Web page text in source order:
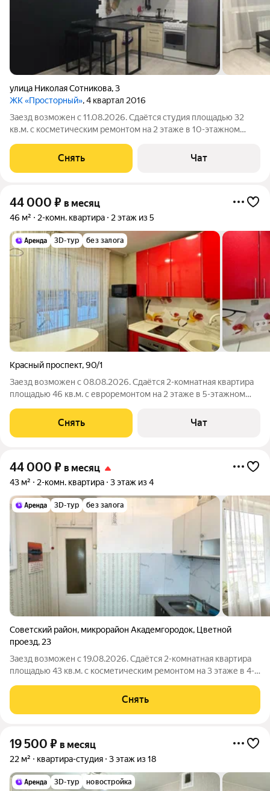
улица Николая Сотникова,3
ЖК «Просторный», 4 квартал 2016
Заезд возможен с 11.08.2026. Сдаётся студия площадью 32
кв.м. с косметическим ремонтом на 2 этаже в 10-этажном
Стиральная машина Холодильник Микроволновка Дом -
панельный. В подъезде 2
Снять Чат
44 000 ₽ в месяц
46 м² 2-комн. квартира 2 этаж из 5
3D-тур без залога
Красный проспект,90/1
Заезд возможен с 08.08.2026. Сдаётся 2-комнатная квартира
площадью 46 кв.м. с евроремонтом на 2 этаже в 5-этажном
Стиральная машина Холодильник Микроволновка Дом -
панельный, окна выходят
Снять Чат
44 000 ₽ в месяц
43 м² 2-комн. квартира 3 этаж из 4
3D-тур без залога
Советский район, микрорайон Академгородок, Цветной
проезд, 23
Заезд возможен с 19.08.2026. Сдаётся 2-комнатная квартира
площадью 43 кв.м. с косметическим ремонтом на 3 этаже в 4-
Пылесос Дом -
Снять
19 500 ₽ в месяц
22 м² квартира-студия 3 этаж из 18
3D-тур новостройка